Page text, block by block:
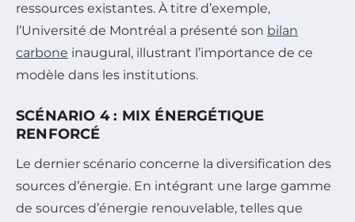
ressources existantes. À titre d’exemple,
l’Université de Montréal a présenté son bilan
carbone inaugural, illustrant l’importance de ce
modèle dans les institutions.
SCÉNARIO 4 : MIX ÉNERGÉTIQUE
RENFORCÉ
Le dernier scénario concerne la diversification des
sources d’énergie. En intégrant une large gamme
de sources d’énergie renouvelable, telles que